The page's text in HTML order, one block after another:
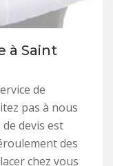
à Saint
de
pas à nous
devis est
des
chez vous